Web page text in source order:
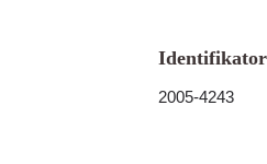
2005-4243